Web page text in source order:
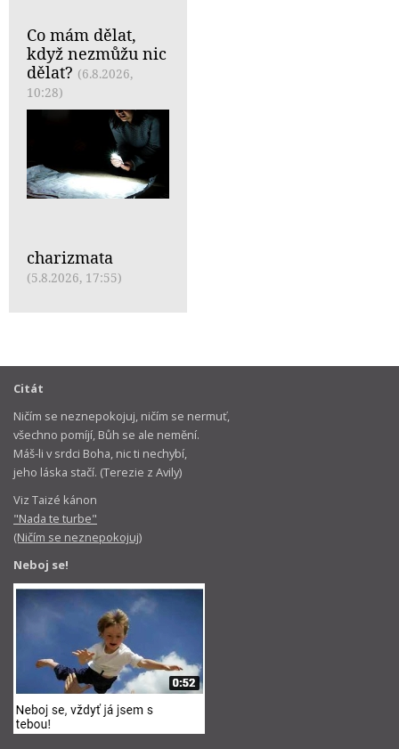
Co mám dělat,
když nezmůžu nic
dělat? (6.8.2026,
10:28)
charizmata
(5.8.2026, 17:55)
Citát
Ničím se neznepokojuj, ničím se nermuť,
všechno pomíjí, Bůh se ale nemění.
Máš-li v srdci Boha, nic ti nechybí,
jeho láska stačí. (Terezie z Avily)
Viz Taizé kánon
"Nada te turbe"
(Ničím se neznepokojuj)
Neboj se!